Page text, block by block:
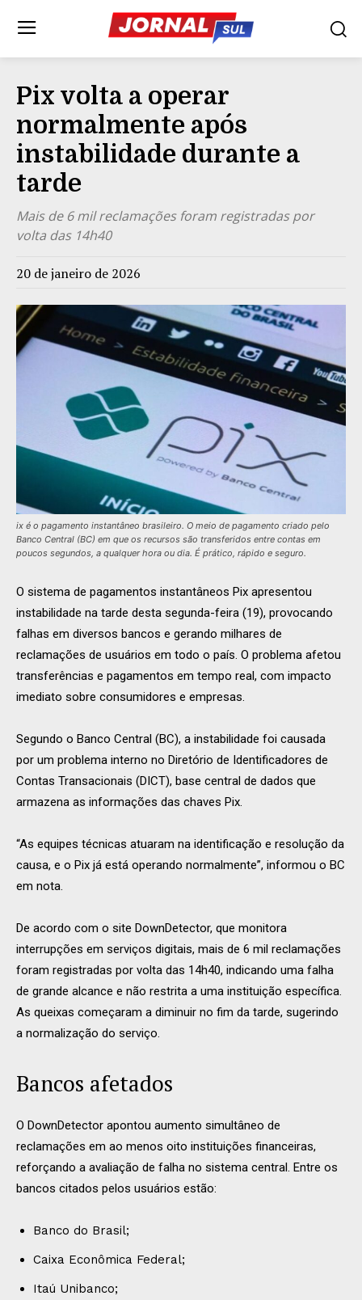
Pix volta a operar
normalmente após
instabilidade durante a
tarde
Mais de 6 mil reclamações foram registradas por
volta das 14h40
20 de janeiro de 2026
ix é o pagamento instantâneo brasileiro. O meio de pagamento criado pelo
Banco Central (BC) em que os recursos são transferidos entre contas em
poucos segundos, a qualquer hora ou dia. É prático, rápido e seguro.
O sistema de pagamentos instantâneos Pix apresentou
instabilidade na tarde desta segunda-feira (19), provocando
falhas em diversos bancos e gerando milhares de
reclamações de usuários em todo o país. O problema afetou
transferências e pagamentos em tempo real, com impacto
imediato sobre consumidores e empresas.
Segundo o Banco Central (BC), a instabilidade foi causada
por um problema interno no Diretório de Identificadores de
Contas Transacionais (DICT), base central de dados que
armazena as informações das chaves Pix.
“As equipes técnicas atuaram na identificação e resolução da
causa, e o Pix já está operando normalmente”, informou o BC
em nota.
De acordo com o site DownDetector, que monitora
interrupções em serviços digitais, mais de 6 mil reclamações
foram registradas por volta das 14h40, indicando uma falha
de grande alcance e não restrita a uma instituição específica.
As queixas começaram a diminuir no fim da tarde, sugerindo
a normalização do serviço.
Bancos afetados
O DownDetector apontou aumento simultâneo de
reclamações em ao menos oito instituições financeiras,
reforçando a avaliação de falha no sistema central. Entre os
bancos citados pelos usuários estão:
Banco do Brasil;
Caixa Econômica Federal;
Itaú Unibanco;